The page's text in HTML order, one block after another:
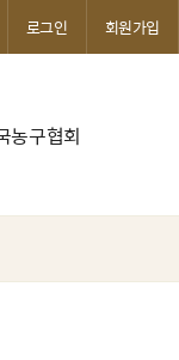
농구협회
로그인 회원가입